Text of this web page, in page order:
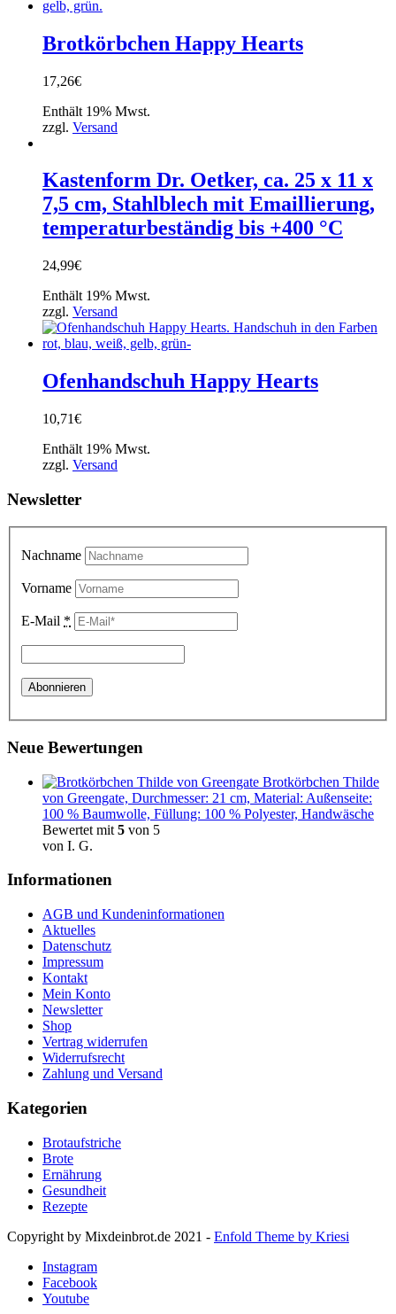
Brotkörbchen Happy Hearts
17,26€
Enthält 19% Mwst.
zzgl. Versand
Kastenform Dr. Oetker, ca. 25 x 11 x
7,5 cm, Stahlblech mit Emaillierung,
temperaturbeständig bis +400 °C
24,99€
Enthält 19% Mwst.
zzgl. Versand
Ofenhandschuh Happy Hearts
10,71€
Enthält 19% Mwst.
zzgl. Versand
Newsletter
Nachname
Vorname
E-Mail *
Neue Bewertungen
Brotkörbchen Thilde
von Greengate, Durchmesser: 21 cm, Material: Außenseite:
100 % Baumwolle, Füllung: 100 % Polyester, Handwäsche
Bewertet mit 5 von 5
von I. G.
Informationen
AGB und Kundeninformationen
Aktuelles
Datenschutz
Impressum
Kontakt
Mein Konto
Newsletter
Shop
Vertrag widerrufen
Widerrufsrecht
Zahlung und Versand
Kategorien
Brotaufstriche
Brote
Ernährung
Gesundheit
Rezepte
Copyright by Mixdeinbrot.de 2021 - Enfold Theme by Kriesi
Instagram
Facebook
Youtube